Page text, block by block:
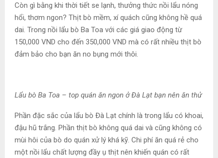
Còn gì bằng khi thời tiết se lạnh, thưởng thức nồi lẩu nóng
hổi, thơm ngon? Thịt bò mềm, xí quách cũng không hề quá
dai. Trong nồi lẩu bò Ba Toa với các giá giao động từ
150,000 VND cho đến 350,000 VND mà có rất nhiều thịt bò
đảm bảo cho bạn ăn no bụng mới thôi.
Lẩu bò Ba Toa – top quán ăn ngon ở Đà Lạt bạn nên ăn thử
Phần đặc sắc của lẩu bò Đà Lạt chính là trong lẩu có khoai,
đậu hũ trắng. Phần thịt bò không quá dai và cũng không có
mùi hôi của bò do quán xử lý khá kỹ. Chi phí ăn quá rẻ cho
một nồi lẩu chất lượng đầy ụ thịt nên khiến quán có rất